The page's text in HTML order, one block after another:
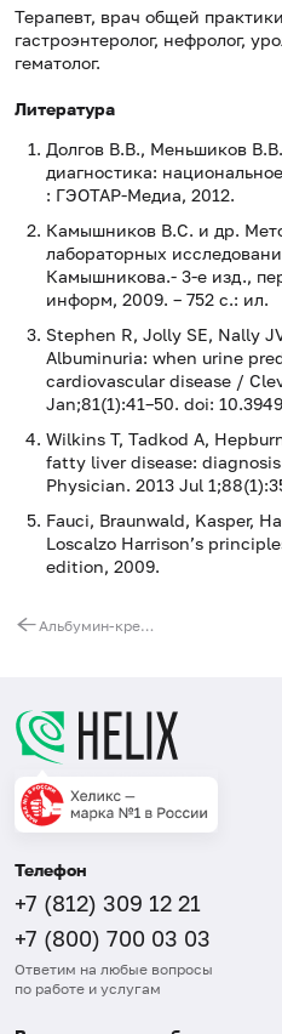
Терапевт, врач общей
гастроэнтеролог, нефролог,
гематолог.
Литература
Долгов В.В., Меньшиков
диагностика:
: ГЭОТАР-Медиа, 2012.
Камышников В.С. и др.
лабораторных
Камышникова.- 3-е изд.,
информ, 2009. – 752 с.: ил.
Stephen R, Jolly SE, Nally
Albuminuria: when urine
cardiovascular disease /
Jan;81(1):41–50. doi:
Wilkins T, Tadkod A,
fatty liver disease:
Physician. 2013 Jul
Fauci, Braunwald, Kasper,
Loscalzo Harrison’s
edition, 2009.
Альбумин-креатининовое соотношение (альбуминурия в разовой порции мочи)
Телефон
+7 (812) 309 12 21
+7 (800) 700 03 03
Ответим на любые вопросы
по работе и услугам